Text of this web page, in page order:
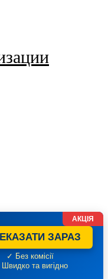
ЗАРАЗ
✓ Без комісії
та вигідно
АКЦІЯ